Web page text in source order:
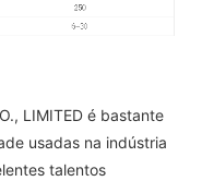
LIMITED é bastante
usadas na indústria
talentos